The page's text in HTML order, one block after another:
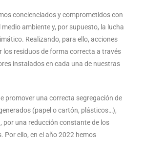
concienciados y comprometidos con
ambiente y, por supuesto, la lucha
Realizando, para ello, acciones
los residuos de forma correcta a través
instalados en cada una de nuestras
promover una correcta segregación de
(papel o cartón, plásticos…),
por una reducción constante de los
Por ello, en el año 2022 hemos